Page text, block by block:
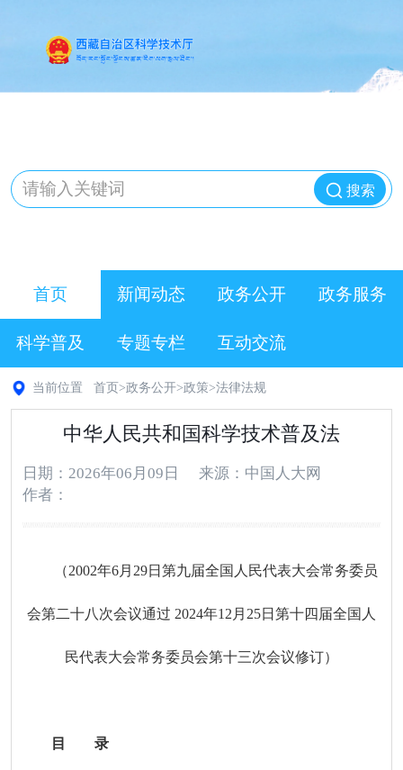
搜索
首页 新闻动态 政务公开 政务服务
科学普及 专题专栏 互动交流
当前位置 首页 >政务公开>政策>法律法规
中华人民共和国科学技术普及法
日期：2026年06月09日
来源：中国人大网
作者：
（2002年6月29日第九届全国人民代表大会常务委员
会第二十八次会议通过 2024年12月25日第十四届全国人
民代表大会常务委员会第十三次会议修订）
目 录